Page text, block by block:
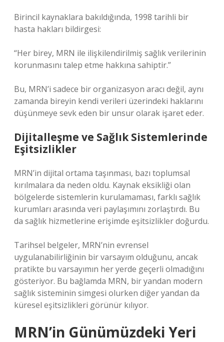
Birincil kaynaklara bakıldığında, 1998 tarihli bir
hasta hakları bildirgesi:
“Her birey, MRN ile ilişkilendirilmiş sağlık verilerinin
korunmasını talep etme hakkına sahiptir.”
Bu, MRN’i sadece bir organizasyon aracı değil, aynı
zamanda bireyin kendi verileri üzerindeki haklarını
düşünmeye sevk eden bir unsur olarak işaret eder.
Dijitalleşme ve Sağlık Sistemlerinde
Eşitsizlikler
MRN’in dijital ortama taşınması, bazı toplumsal
kırılmalara da neden oldu. Kaynak eksikliği olan
bölgelerde sistemlerin kurulamaması, farklı sağlık
kurumları arasında veri paylaşımını zorlaştırdı. Bu
da sağlık hizmetlerine erişimde eşitsizlikler doğurdu.
Tarihsel belgeler, MRN’nin evrensel
uygulanabilirliğinin bir varsayım olduğunu, ancak
pratikte bu varsayımın her yerde geçerli olmadığını
gösteriyor. Bu bağlamda MRN, bir yandan modern
sağlık sisteminin simgesi olurken diğer yandan da
küresel eşitsizlikleri görünür kılıyor.
MRN’in Günümüzdeki Yeri